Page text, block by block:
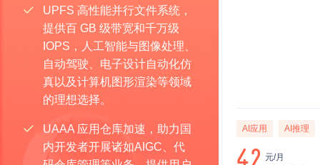
UPFS 高性能并行文件系统，
提供百 GB 级带宽和千万级
IOPS，人工智能与图像处理、
自动驾驶、电子设计自动化仿
真以及计算机图形渲染等领域
的理想选择。
UAAA 应用仓库加速，助力国
内开发者开展诸如AIGC、代
AI应用 AI推理
元/月